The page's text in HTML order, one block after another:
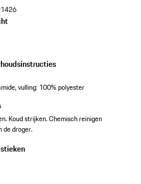
vulling: 100% polyester
Koud strijken. Chemisch reinigen
de droger.